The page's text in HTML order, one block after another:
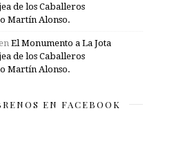
de los Caballeros
Martín Alonso.
en El Monumento a La Jota
de los Caballeros
Martín Alonso.
EN FACEBOOK